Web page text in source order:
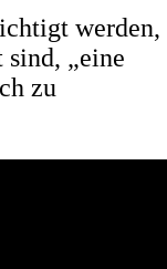
werden,
„eine
zu